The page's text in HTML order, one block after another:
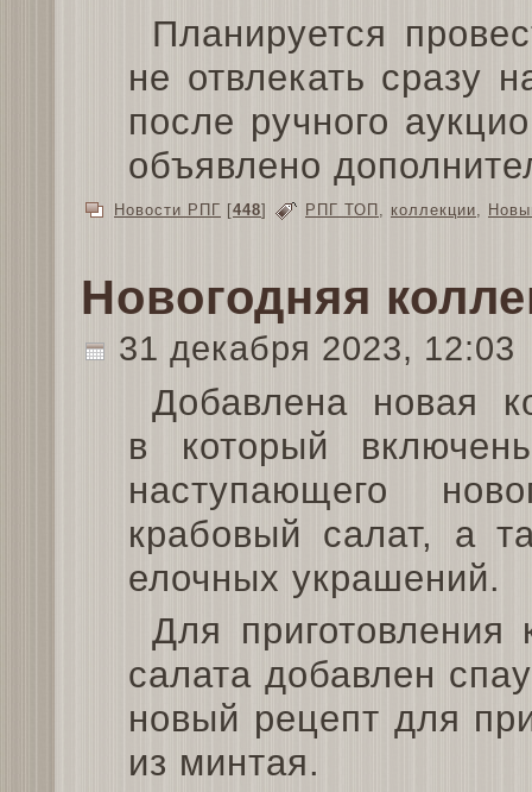
Планируется
не отвлекать сразу
после ручного
объявлено
Новости РПГ [448] РПГ ТОП коллекции
Новогодняя
31 декабря 2023, 12:03
Добавлена новая
в который
наступающего
крабовый салат, а
елочных украшений.
Для приготовления
салата добавлен
новый рецепт для
из минтая.